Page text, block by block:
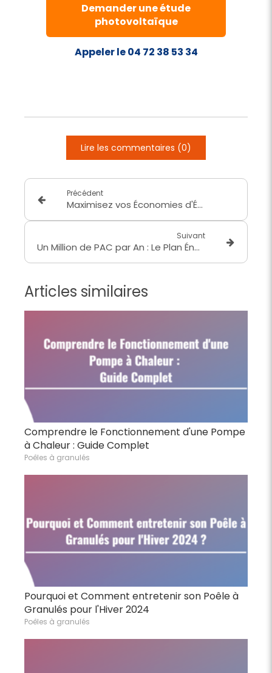
Demander une étude
photovoltaïque
Appeler le 04 72 38 53 34
Lire les commentaires (0)
Précédent
Maximisez vos Économies d'Énergie avec un Bilan Solaire Gratuit
Suivant
Un Million de PAC par An : Le Plan Énergétique et Emploi de la France
Articles similaires
Comprendre le Fonctionnement d'une Pompe
à Chaleur : Guide Complet
Poêles à granulés
Pourquoi et Comment entretenir son Poêle à
Granulés pour l'Hiver 2024
Poêles à granulés